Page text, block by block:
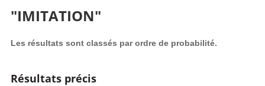
"IMITATION"
Les résultats sont classés par ordre de probabilité.
Résultats précis